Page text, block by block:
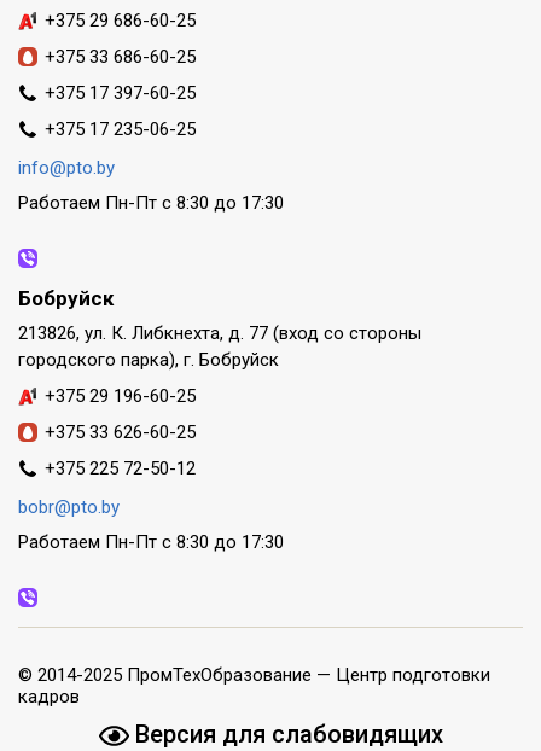
+375 29 686-60-25
+375 33 686-60-25
+375 17 397-60-25
+375 17 235-06-25
info@pto.by
Работаем Пн-Пт с 8:30 до 17:30
Бобруйск
213826, ул. К. Либкнехта, д. 77 (вход со стороны
городского парка), г. Бобруйск
+375 29 196-60-25
+375 33 626-60-25
+375 225 72-50-12
bobr@pto.by
Работаем Пн-Пт с 8:30 до 17:30
© 2014-2025 ПромТехОбразование — Центр подготовки
кадров
Версия для слабовидящих